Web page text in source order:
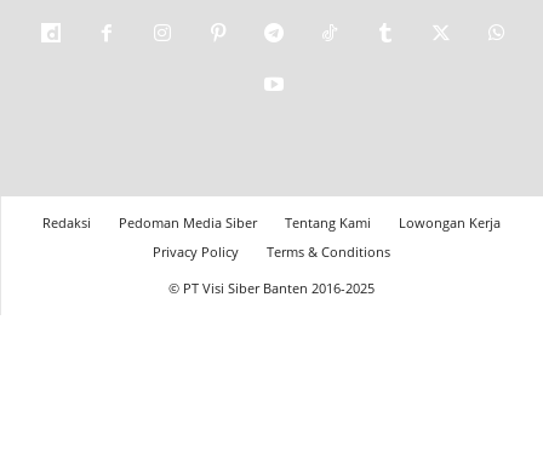
Redaksi Pedoman Media Siber Tentang Kami
Lowongan Kerja
Privacy Policy
Terms & Conditions
© PT Visi Siber Banten 2016-2025